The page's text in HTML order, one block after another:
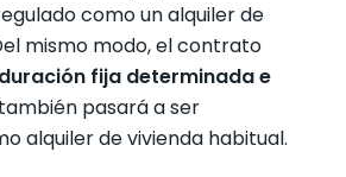
como un alquiler de
mismo modo, el contrato
fija determinada e
pasará a ser
alquiler de vivienda habitual.